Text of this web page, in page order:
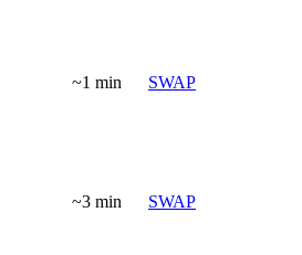
~1 min SWAP
~3 min SWAP